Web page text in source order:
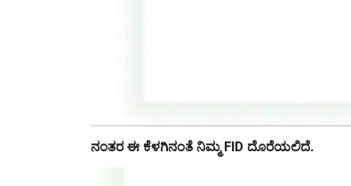
ನಂತರ ಈ ಕೆಳಗಿನಂತೆ ನಿಮ್ಮ FID ದೊರೆಯಲಿದೆ.